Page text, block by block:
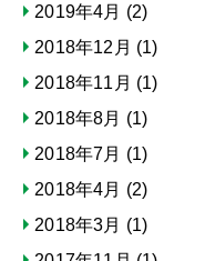
2019年4月 (2)
2018年12月 (1)
2018年11月 (1)
2018年8月 (1)
2018年7月 (1)
2018年4月 (2)
2018年3月 (1)